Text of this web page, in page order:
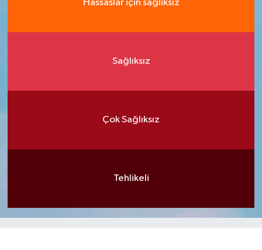
Hassaslar için sağlıksız
Sağlıksız
Çok Sağlıksız
Tehlikeli